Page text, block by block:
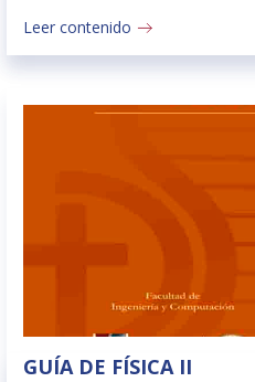
Leer contenido
GUÍA DE FÍSICA II